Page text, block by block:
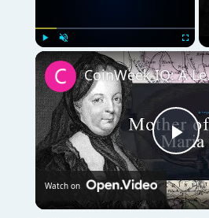
Unmute
P
l
Watch on